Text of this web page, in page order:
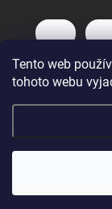
Tento web
tohoto webu